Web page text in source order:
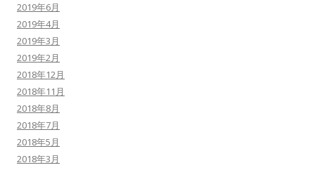
2019年6月
2019年4月
2019年3月
2019年2月
2018年12月
2018年11月
2018年8月
2018年7月
2018年5月
2018年3月